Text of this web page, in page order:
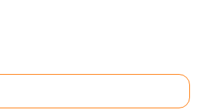
des parterres de